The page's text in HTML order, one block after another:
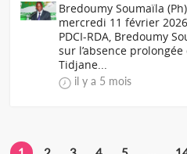
Bredoumy Soumaïla
mercredi 11 février
PDCI-RDA, Bredoumy
sur l’absence
Tidjane...
il y a 5 mois